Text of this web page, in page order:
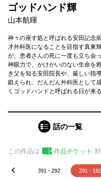
ゴッドハンド輝
山本航暉
神々の座す処と呼ばれる安田記念
才外科医になることを目指す真
が、患者さんの死に一度も立ち会
神眼力で、かけがいのない生命
き父を知る安田院長や、厳しい指
鍛えられ、だんだん外科医として
くゴッドハンドと呼ばれる日が来
話の一覧
この作品は 作品チケット
- 392 391 - 292 291 - 192
prev